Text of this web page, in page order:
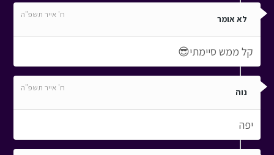
לא אומר ח' אייר תשפ"ה
קל ממש סיימתי😎
נוה ח' אייר תשפ"ה
יפה